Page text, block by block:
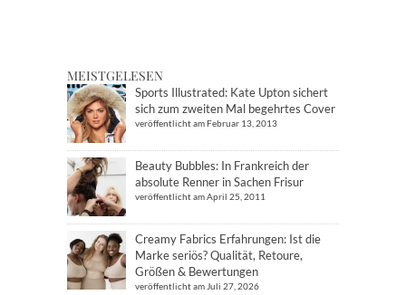
MEISTGELESEN
Sports Illustrated: Kate Upton sichert
sich zum zweiten Mal begehrtes Cover
veröffentlicht am Februar 13, 2013
Beauty Bubbles: In Frankreich der
absolute Renner in Sachen Frisur
veröffentlicht am April 25, 2011
Creamy Fabrics Erfahrungen: Ist die
Marke seriös? Qualität, Retoure,
Größen & Bewertungen
veröffentlicht am Juli 27, 2026